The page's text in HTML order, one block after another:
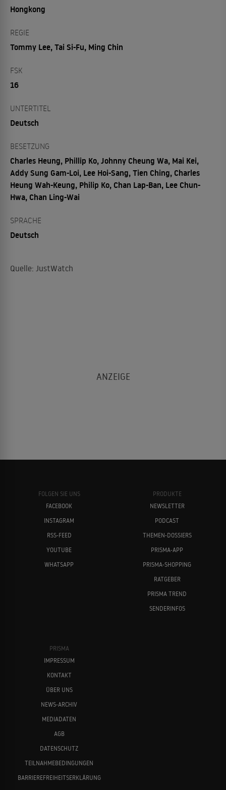
Hongkong
REGIE
Tommy Lee, Tai Si-Fu, Ming Chin
FSK
16
UNTERTITEL
Deutsch
BESETZUNG
Charles Heung, Phillip Ko, Johnny Cheung Wa, Mai Kei,
Addy Sung Gam-Loi, Lee Hoi-Sang, Tien Ching, Charles
Heung Wah-Keung, Philip Ko, Chan Lap-Ban, Lee Chun-
Hwa, Chan Ling-Wai
SPRACHE
Deutsch
Quelle: JustWatch
FOLGEN SIE UNS
FACEBOOK
INSTAGRAM
RSS-FEED
YOUTUBE
WHATSAPP
PRODUKTE
NEWSLETTER
PODCAST
THEMEN-DOSSIERS
PRISMA-APP
PRISMA-SHOPPING
RATGEBER
PRISMA TREND
SENDERINFOS
PRISMA
IMPRESSUM
KONTAKT
ÜBER UNS
NEWS-ARCHIV
MEDIADATEN
AGB
DATENSCHUTZ
TEILNAHMEBEDINGUNGEN
BARRIEREFREIHEITSERKLÄRUNG